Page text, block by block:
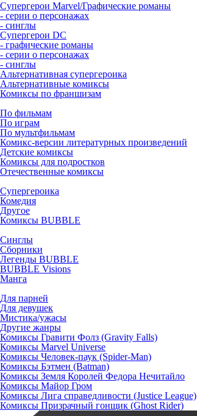
Супергерои Marvel/Графические романы
- серии о персонажах
- синглы
Супергерои DC
- графические романы
- серии о персонажах
- синглы
Альтернативная супергероика
Альтернативные комиксы
Комиксы по франшизам
По фильмам
По играм
По мультфильмам
Комикс-версии литературных произведений
Детские комиксы
Комиксы для подростков
Отечественные комиксы
Супергероика
Комедия
Другое
Комиксы BUBBLE
Синглы
Сборники
Легенды BUBBLE
BUBBLE Visions
Манга
Для парней
Для девушек
Мистика/ужасы
Другие жанры
Комиксы Гравити Фолз (Gravity Falls)
Комиксы Marvel Universe
Комиксы Человек-паук (Spider-Man)
Комиксы Бэтмен (Batman)
Комиксы Земля Королей Федора Нечитайло
Комиксы Майор Гром
Комиксы Лига справедливости (Justice League)
Комиксы Призрачный гонщик (Ghost Rider)